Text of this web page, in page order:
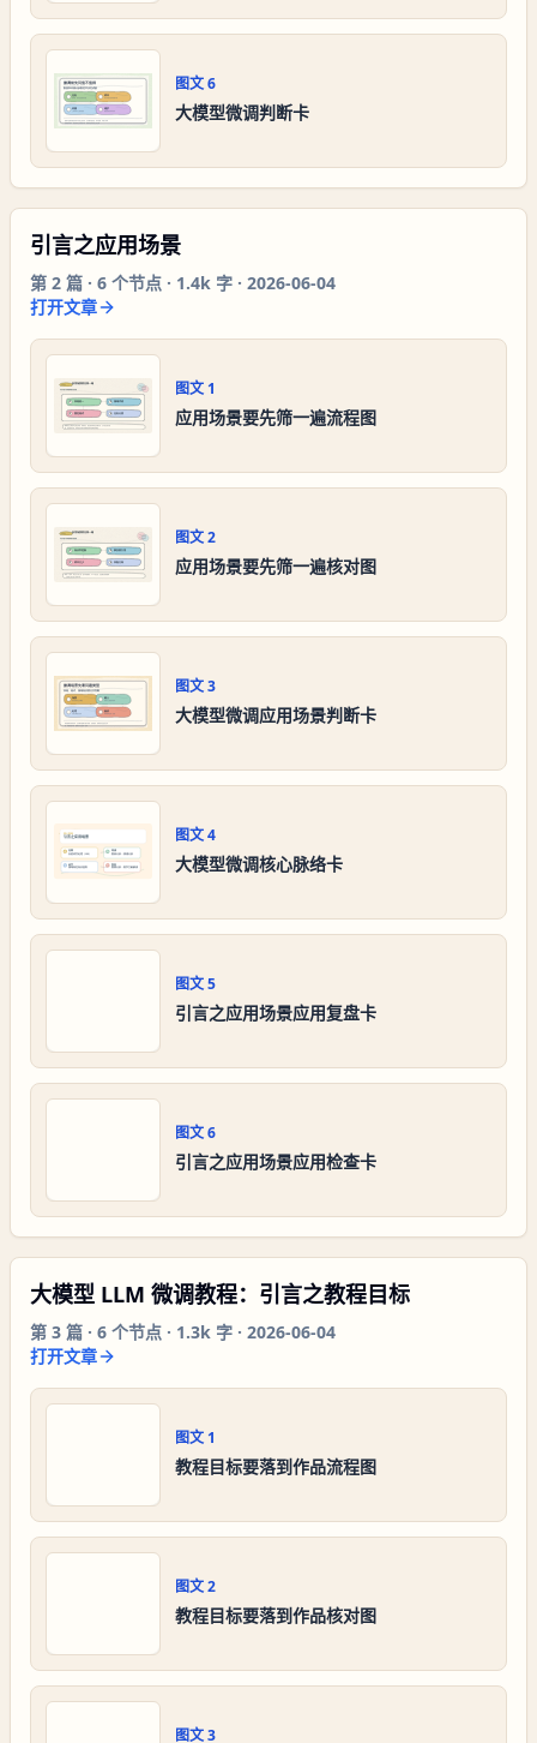
图文6
大模型微调判断卡
引言之应用场景
第 2 篇 · 6 个节点 · 1.4k 字 · 2026-06-04
打开文章
图文 1
应用场景要先筛一遍流程图
图文2
应用场景要先筛一遍核对图
图文3
大模型微调应用场景判断卡
图文4
大模型微调核心脉络卡
图文5
引言之应用场景应用复盘卡
图文6
引言之应用场景应用检查卡
大模型 LLM 微调教程：引言之教程目标
第 3 篇 · 6 个节点 · 1.3k 字 · 2026-06-04
打开文章
图文 1
教程目标要落到作品流程图
图文2
教程目标要落到作品核对图
图文3